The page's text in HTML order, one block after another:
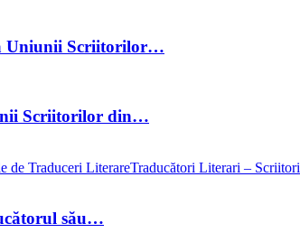
Uniunii Scriitorilor…
Scriitorilor din…
de Traduceri LiterareTraducători Literari – Scriitori
său…